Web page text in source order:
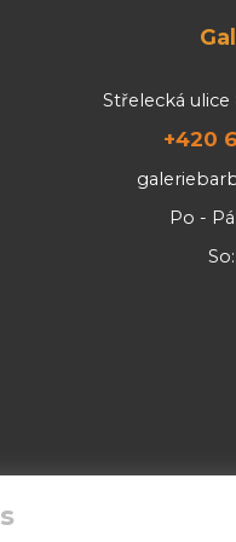
Galerie
Střelecká ulice
+420
Po -
So: